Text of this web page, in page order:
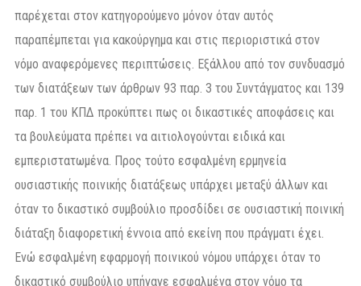
παρέχεται στον κατηγορούμενο μόνον όταν αυτός
παραπέμπεται για κακούργημα και στις περιοριστικά στον
νόμο αναφερόμενες περιπτώσεις. Εξάλλου από τον συνδυασμό
των διατάξεων των άρθρων 93 παρ. 3 του Συντάγματος και 139
παρ. 1 του ΚΠΔ προκύπτει πως οι δικαστικές αποφάσεις και
τα βουλεύματα πρέπει να αιτιολογούνται ειδικά και
εμπεριστατωμένα. Προς τούτο εσφαλμένη ερμηνεία
ουσιαστικής ποινικής διατάξεως υπάρχει μεταξύ άλλων και
όταν το δικαστικό συμβούλιο προσδίδει σε ουσιαστική ποινική
διάταξη διαφορετική έννοια από εκείνη που πράγματι έχει.
Ενώ εσφαλμένη εφαρμογή ποινικού νόμου υπάρχει όταν το
δικαστικό συμβούλιο υπήγαγε εσφαλμένα στον νόμο τα